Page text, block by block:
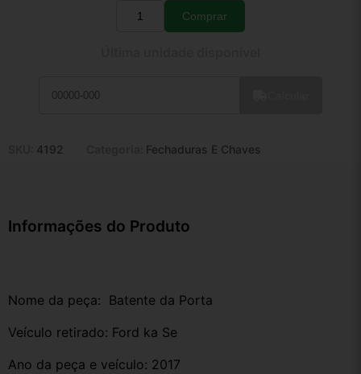
Quantidade
Comprar
4192 Fechaduras E Chaves
Informações do Produto
Nome da peça:  Batente da Porta
Veículo retirado: Ford ka Se
Ano da peça e veículo: 2017